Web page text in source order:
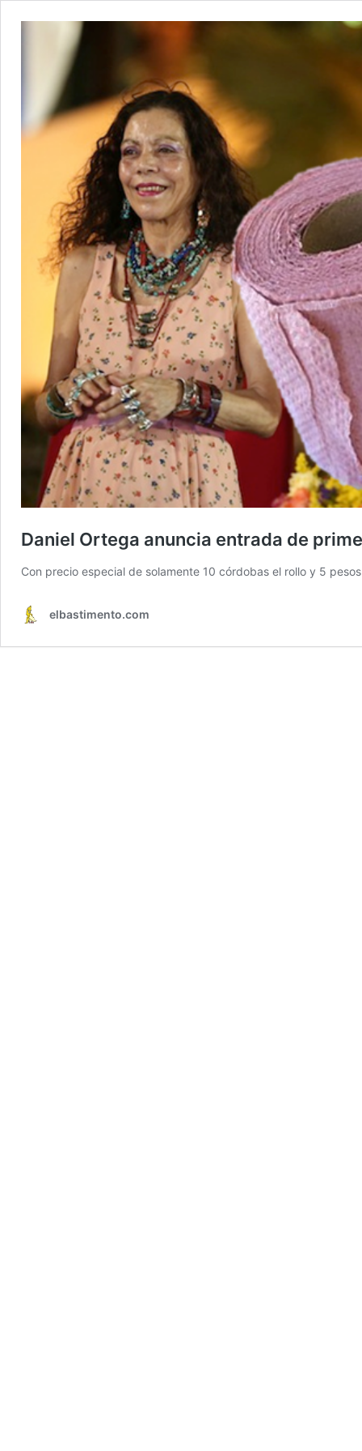
Daniel Ortega anuncia entrada de
Con precio especial de solamente 10 córdobas el rollo y 5
elbastimento.com